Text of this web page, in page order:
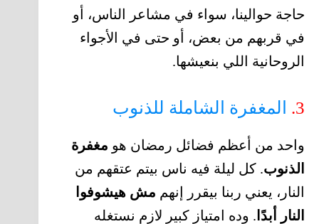
حاجة حوالينا، سواء في مشاعر الناس، أو
في قربهم من بعض، أو حتى في الأجواء
الروحانية اللي بنعيشها.
3. المغفرة الشاملة للذنوب
واحد من أعظم فضائل رمضان هو مغفرة
الذنوب. كل ليلة فيه ناس بيتم عتقهم من
النار، يعني ربنا بيقرر إنهم مش هيشوفوا
النار أبدًا . وده امتياز كبير لازم نستغله